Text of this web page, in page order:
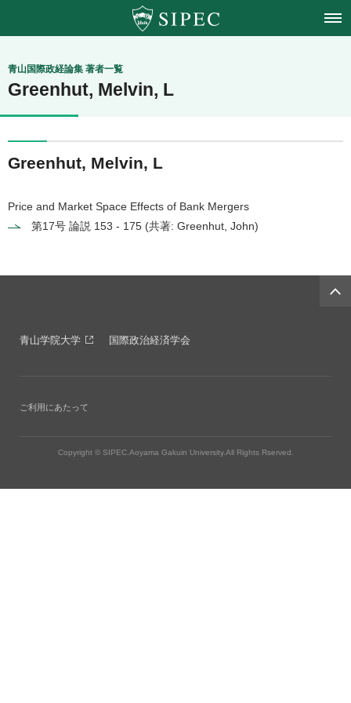
青山学院大学
国際政治経済学会
青山国際政経論集 著者一覧
Greenhut, Melvin, L
Greenhut, Melvin, L
Price and Market Space Effects of Bank Mergers
第17号 論説 153 - 175 (共著: Greenhut, John)
青山学院大学 国際政治経済学会
ご利用にあたって
Copyright © SIPEC.Aoyama Gakuin University.All Rights Rserved.